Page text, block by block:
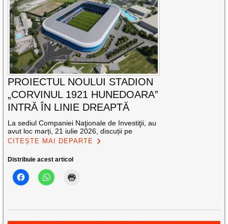
PROIECTUL NOULUI STADION
„CORVINUL 1921 HUNEDOARA”
INTRĂ ÎN LINIE DREAPTĂ
La sediul Companiei Naţionale de Investiţii, au
avut loc marți, 21 iulie 2026, discuții pe
CITEȘTE MAI DEPARTE
Distribuie acest articol